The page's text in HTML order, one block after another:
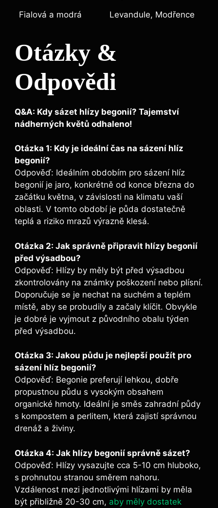
Fialová a modrá Levandule, Modřence
Otázky &
Odpovědi
Q&A: Kdy sázet hlízy begonií? Tajemství
nádherných květů odhaleno!
Otázka 1: Kdy je ideální čas na sázení hlíz
begonií?
Odpověď: Ideálním obdobím pro sázení hlíz
begonií je jaro, konkrétně od konce března do
začátku května, v závislosti na klimatu vaší
oblasti. V tomto období je půda dostatečně
teplá a riziko mrazů výrazně klesá.
Otázka 2: Jak správně připravit hlízy begonií
před výsadbou?
Odpověď: Hlízy by měly být před výsadbou
zkontrolovány na známky poškození nebo plísní.
Doporučuje se je nechat na suchém a teplém
místě, aby se probudily a začaly klíčit. Obvykle
je dobré je vyjmout z původního obalu týden
před výsadbou.
Otázka 3: Jakou půdu je nejlepší použít pro
sázení hlíz begonií?
Odpověď: Begonie preferují lehkou, dobře
propustnou půdu s vysokým obsahem
organické hmoty. Ideální je směs zahradní půdy
s kompostem a perlitem, která zajistí správnou
drenáž a živiny.
Otázka 4: Jak hlízy begonií správně sázet?
Odpověď: Hlízy vysazujte cca 5-10 cm hluboko,
s prohnutou stranou směrem nahoru.
Vzdálenost mezi jednotlivými hlízami by měla
být přibližně 20-30 cm, aby měly dostatek